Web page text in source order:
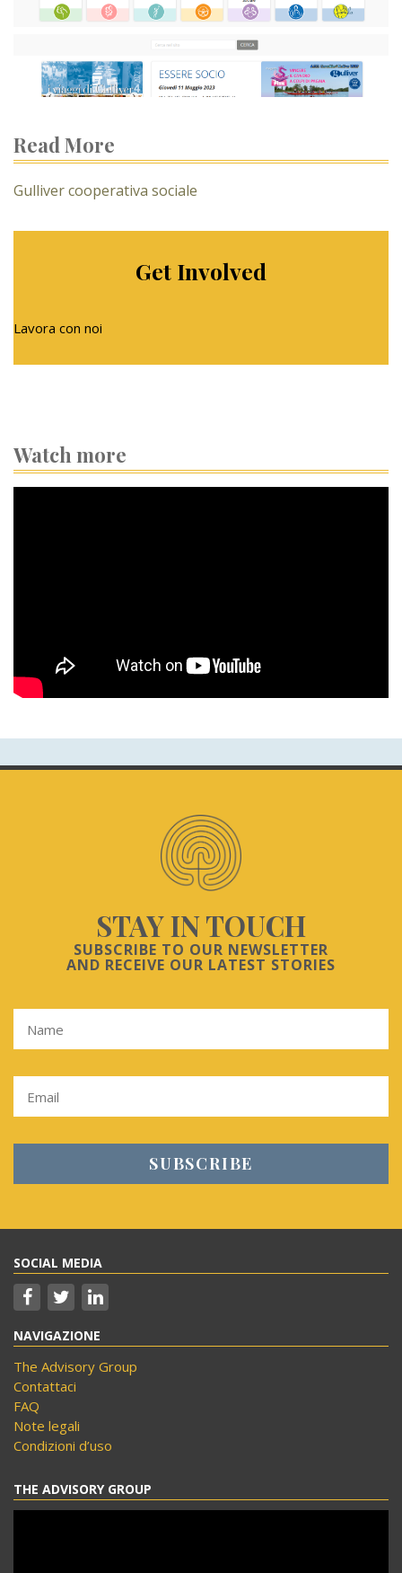
Read More
Gulliver cooperativa sociale
Get Involved
Lavora con noi
Watch more
STAY IN TOUCH
SUBSCRIBE TO OUR NEWSLETTER
AND RECEIVE OUR LATEST STORIES
SOCIAL MEDIA
NAVIGAZIONE
The Advisory Group
Contattaci
FAQ
Note legali
Condizioni d’uso
THE ADVISORY GROUP